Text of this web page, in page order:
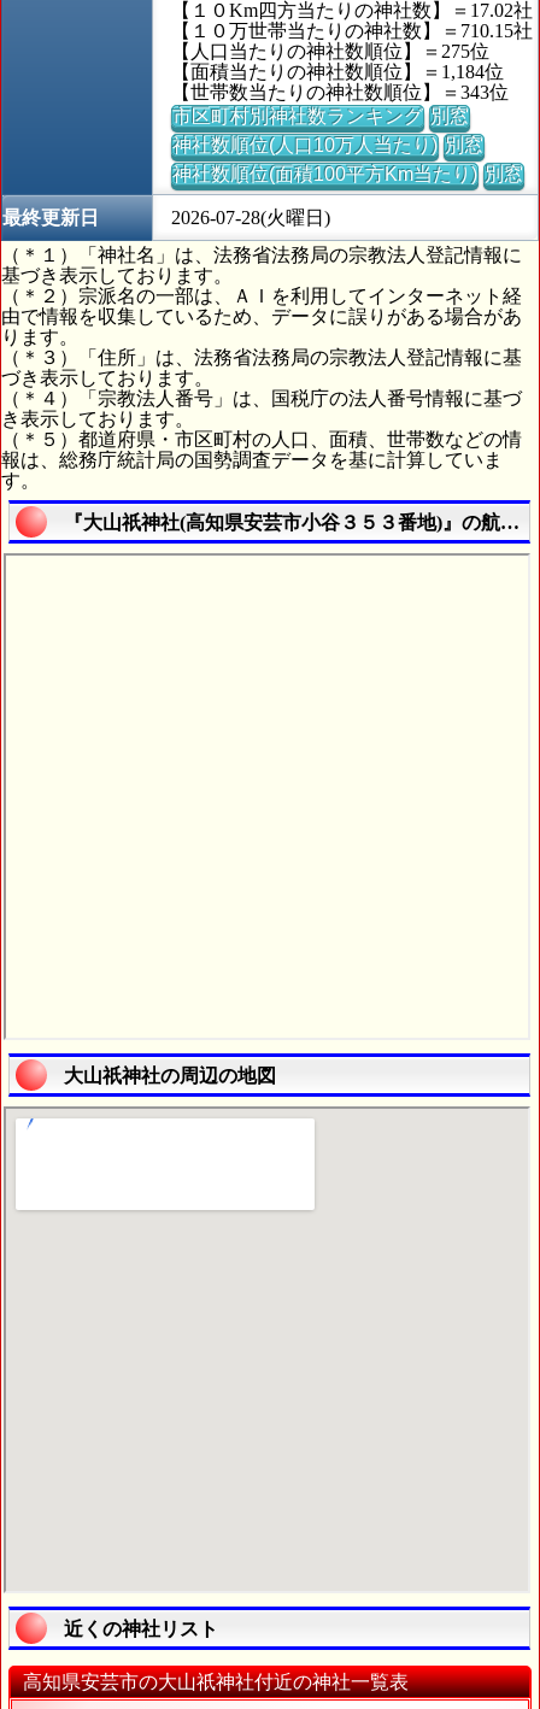
【１０Km四方当たりの神社数】＝17.02社
【１０万世帯当たりの神社数】＝710.15社
【人口当たりの神社数順位】＝275位
【面積当たりの神社数順位】＝1,184位
【世帯数当たりの神社数順位】＝343位
市区町村別神社数ランキング 別窓
神社数順位(人口10万人当たり) 別窓
神社数順位(面積100平方Km当たり) 別窓
最終更新日
2026-07-28(火曜日)
（＊１）「神社名」は、法務省法務局の宗教法人登記情報に
基づき表示しております。
（＊２）宗派名の一部は、ＡＩを利用してインターネット経
由で情報を収集しているため、データに誤りがある場合があ
ります。
（＊３）「住所」は、法務省法務局の宗教法人登記情報に基
づき表示しております。
（＊４）「宗教法人番号」は、国税庁の法人番号情報に基づ
き表示しております。
（＊５）都道府県・市区町村の人口、面積、世帯数などの情
報は、総務庁統計局の国勢調査データを基に計算していま
す。
『大山祇神社(高知県安芸市小谷３５３番地)』の航空
大山祇神社の周辺の地図
近くの神社リスト
高知県安芸市の大山祇神社付近の神社一覧表